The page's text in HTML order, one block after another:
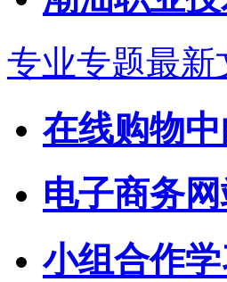
专业专题最新
在线购物
电子商务
小组合作